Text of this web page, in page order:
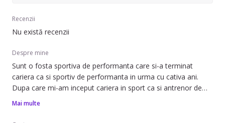
Recenzii
Nu există recenzii
Despre mine
Sunt o fosta sportiva de performanta care si-a terminat
cariera ca si sportiv de performanta in urma cu cativa ani.
Dupa care mi-am inceput cariera in sport ca si antrenor de
volei, antrenand copii de toate varstele si mai apoi activand
Pallady , si de asemenea in cadrul ISB ( International School
Mai multe